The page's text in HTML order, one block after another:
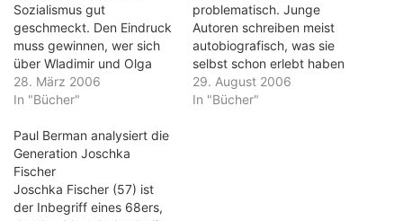
Sozialismus gut
geschmeckt. Den Eindruck
muss gewinnen, wer sich
über Wladimir und Olga
Kaminers Rezepte aus
"Küche totalitär - Das
hermacht. Die kulinarische
Reise durch die Ex-
Sowjetrepubliken ist deftig.
Wladimir Kaminers
passende Erzählungen aus
28. März 2006
In "Bücher"
problematisch. Junge
Autoren schreiben meist
autobiografisch, was sie
selbst schon erlebt haben
– und oft ist das nicht viel.
Anders bei Sheila Quigley.
29. August 2006
In "Bücher"
Paul Berman analysiert die
Generation Joschka
Fischer
Joschka Fischer (57) ist
der Inbegriff eines 68ers,